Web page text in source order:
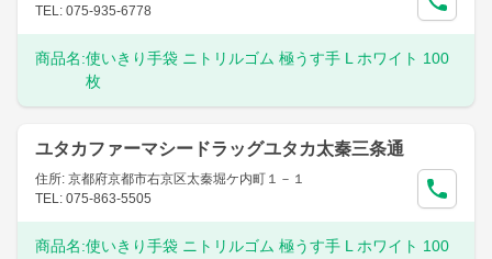
TEL: 075-935-6778
商品名:使いきり手袋 ニトリルゴム 極うす手 L ホワイト 100
枚
ユタカファーマシードラッグユタカ太秦三条通
住所: 京都府京都市右京区太秦堀ケ内町１－１
TEL: 075-863-5505
商品名:使いきり手袋 ニトリルゴム 極うす手 L ホワイト 100